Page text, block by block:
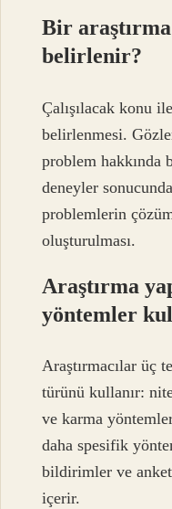
Bir araştırma
belirlenir?
Çalışılacak konu
belirlenmesi.
problem
deneyler
problemlerin
oluşturulması.
Araştırma
yöntemler
Araştırmacılar üç
türünü kullanır:
ve karma
daha spesifik
bildirimler ve
içerir.